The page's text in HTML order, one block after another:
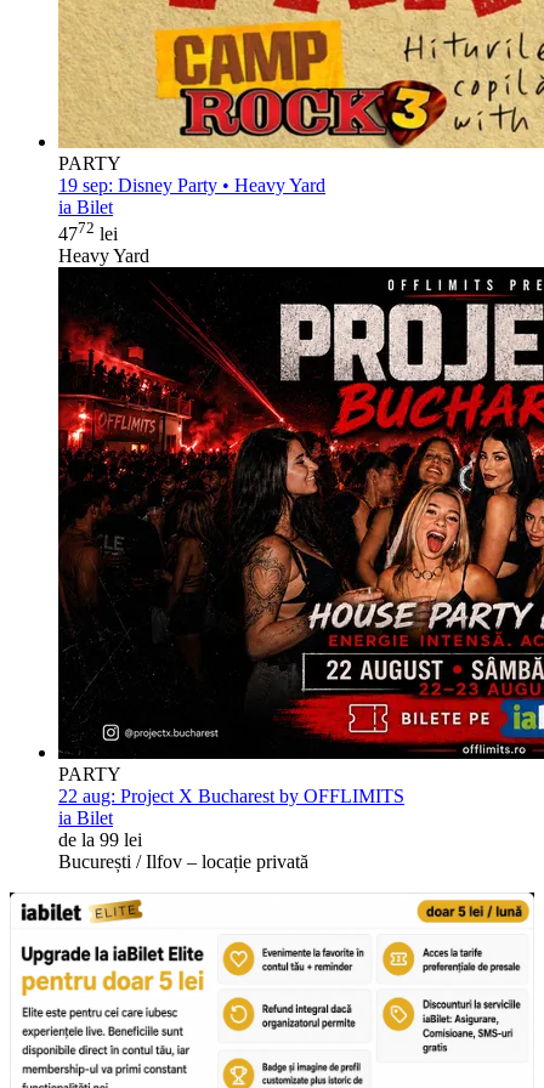
PARTY
19 sep: Disney Party • Heavy Yard
ia Bilet
4772 lei
Heavy Yard
PARTY
22 aug: Project X Bucharest by OFFLIMITS
ia Bilet
de la 99 lei
București / Ilfov – locație privată